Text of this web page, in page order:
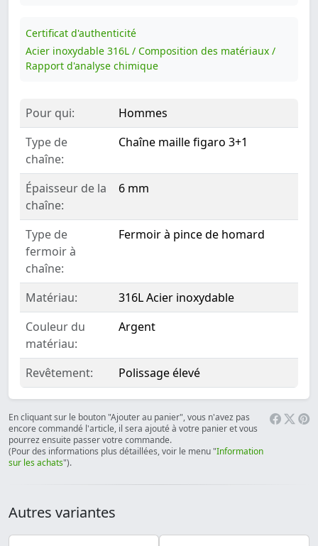
Certificat d'authenticité
Acier inoxydable 316L / Composition des matériaux /
Rapport d'analyse chimique
Pour qui:
Hommes
Type de
chaîne:
Chaîne maille figaro 3+1
Épaisseur de la
chaîne:
6 mm
Type de
fermoir à
chaîne:
Fermoir à pince de homard
Matériau:
316L Acier inoxydable
Couleur du
matériau:
Argent
Revêtement: Polissage élevé
En cliquant sur le bouton "Ajouter au panier", vous n'avez pas
encore commandé l'article, il sera ajouté à votre panier et vous
pourrez ensuite passer votre commande.
(Pour des informations plus détaillées, voir le menu "Information
sur les achats").
Autres variantes